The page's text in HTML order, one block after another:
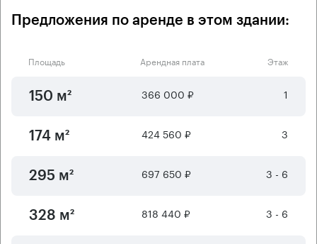
Предложения по аренде в этом здании:
Площадь Арендная плата Этаж
150 м² 366 000 ₽ 1
174 м² 424 560 ₽ 3
295 м² 697 650 ₽ 3 - 6
328 м² 818 440 ₽ 3 - 6